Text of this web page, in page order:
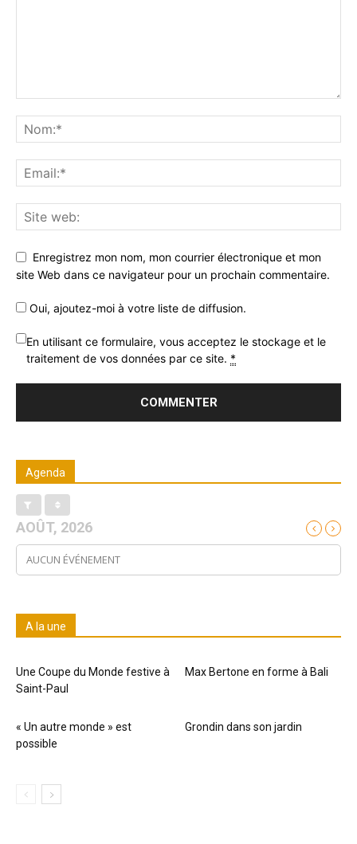
Enregistrez mon nom, mon courrier électronique et mon
site Web dans ce navigateur pour un prochain commentaire.
Oui, ajoutez-moi à votre liste de diffusion.
En utilisant ce formulaire, vous acceptez le stockage et le
traitement de vos données par ce site. *
Agenda
AOÛT, 2026
AUCUN ÉVÉNEMENT
A la une
Une Coupe du Monde festive à
Saint-Paul
Max Bertone en forme à Bali
« Un autre monde » est
possible
Grondin dans son jardin